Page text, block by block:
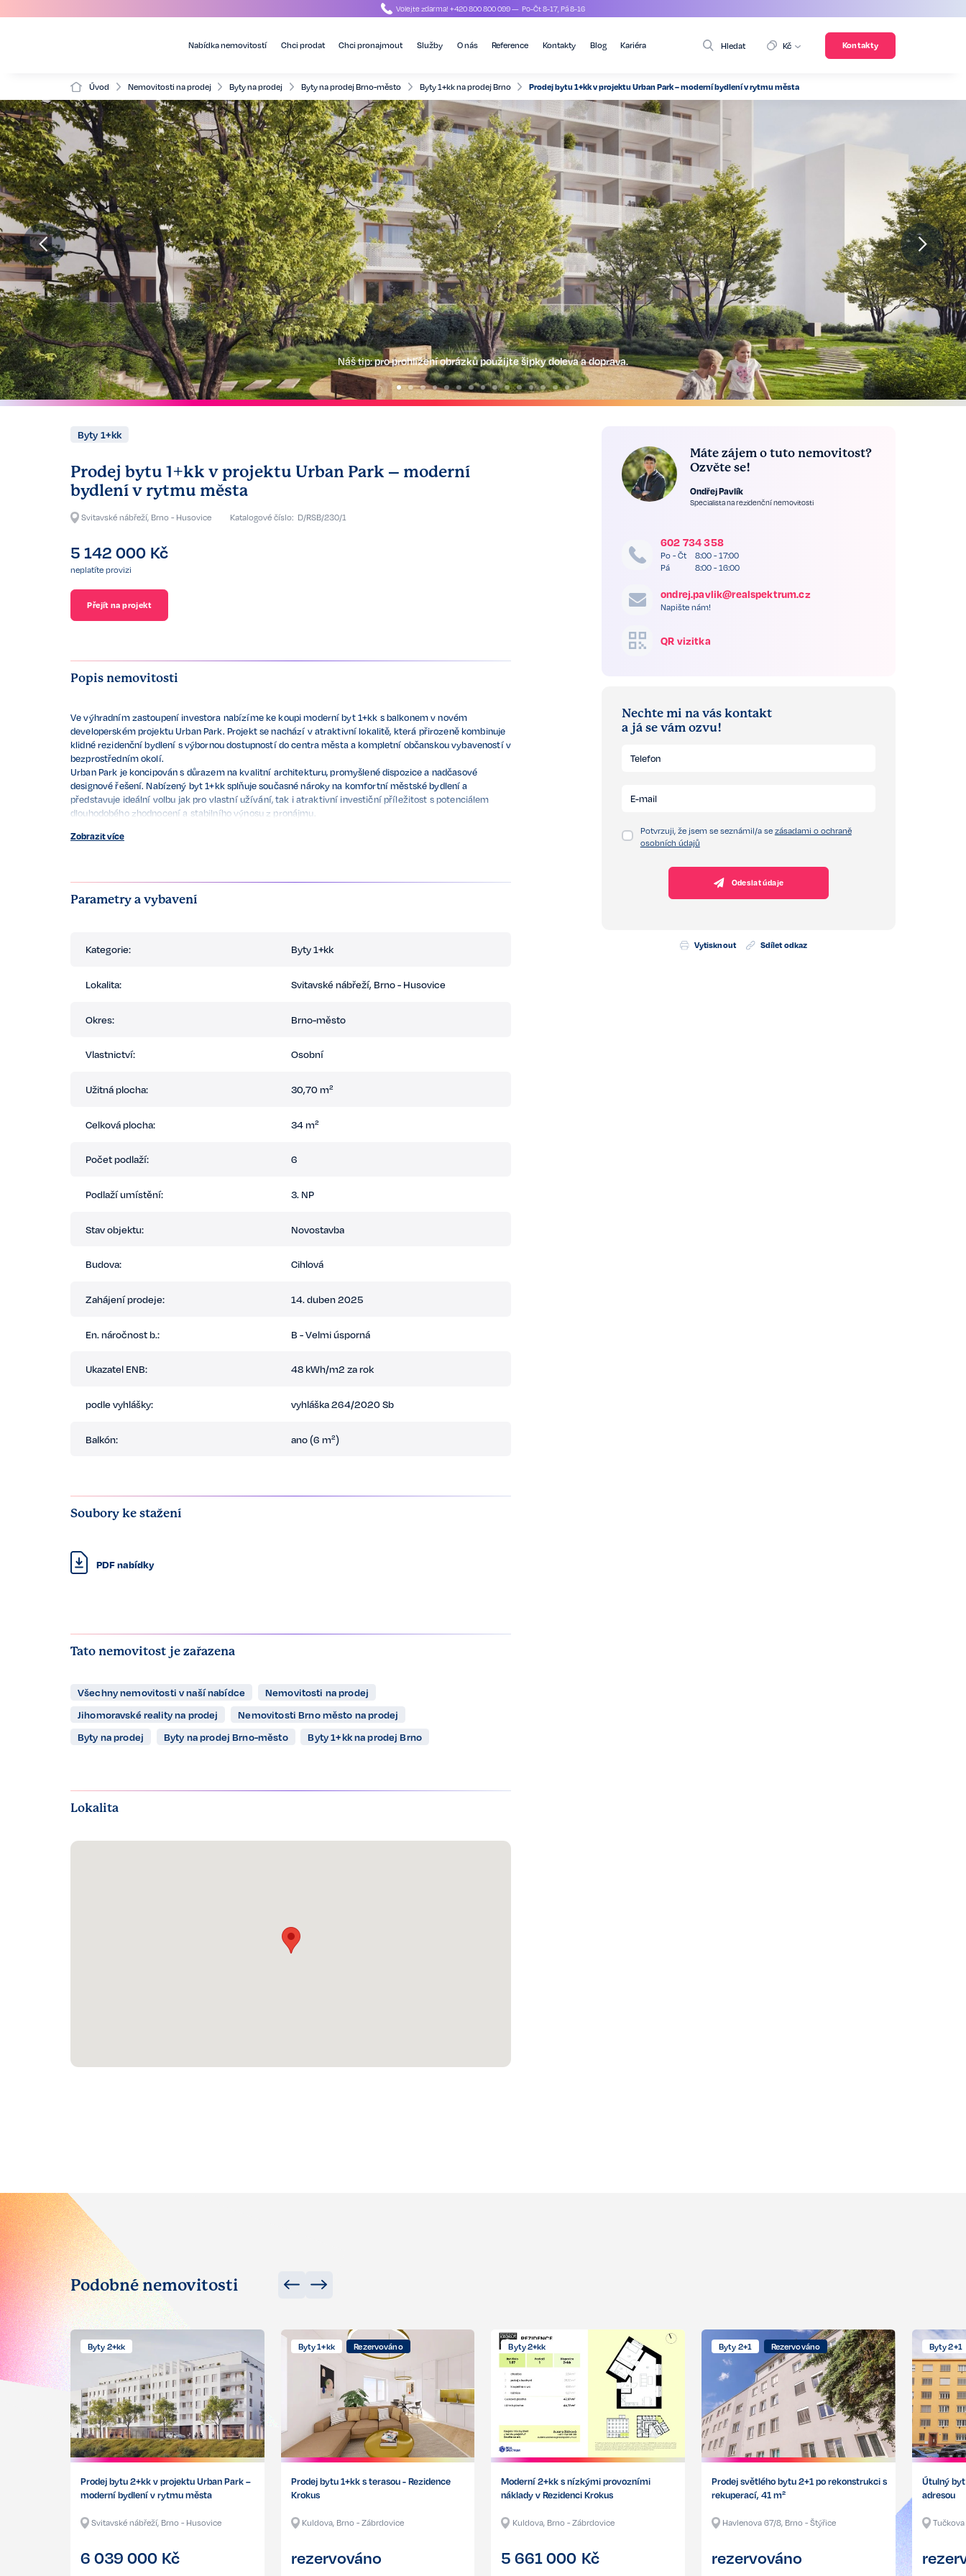
Volejte zdarma!+420 800 800 099— Po-Čt 8-17, Pá 8-16
Nabídka nemovitostí Chci prodat Chci pronajmout Služby O nás Reference Kontakty Blog Kariéra Hledat Kč Kontakty
Úvod Nemovitosti na prodej Byty na prodej Byty na prodej Brno-město Byty 1+kk na prodej Brno Prodej bytu 1+kk v projektu Urban Park – moderní bydlení v rytmu města
Náš tip:pro prohlížení obrázků použijte šipky doleva a doprava.
Byty 1+kk
Prodej bytu 1+kk v projektu Urban Park – moderní
bydlení v rytmu města
Svitavské nábřeží, Brno - Husovice Katalogové číslo: D/RSB/230/1
5 142 000 Kč
neplatíte provizi
Přejít na projekt
Popis nemovitosti
Ve výhradním zastoupení investora nabízíme ke koupi moderní byt 1+kk s balkonem v novém
developerském projektu Urban Park. Projekt se nachází v atraktivní lokalitě, která přirozeně kombinuje
klidné rezidenční bydlení s výbornou dostupností do centra města a kompletní občanskou vybaveností v
bezprostředním okolí.
Urban Park je koncipován s důrazem na kvalitní architekturu, promyšlené dispozice a nadčasové
designové řešení. Nabízený byt 1+kk splňuje současné nároky na komfortní městské bydlení a
představuje ideální volbu jak pro vlastní užívání, tak i atraktivní investiční příležitost s potenciálem
dlouhodobého zhodnocení a stabilního výnosu z pronájmu.
oficiálních stránkách Urban Park.
Zobrazit více
Parametry a vybavení
Kategorie: Byty 1+kk
Lokalita: Svitavské nábřeží, Brno - Husovice
Okres: Brno-město
Vlastnictví: Osobní
Užitná plocha: 30,70 m²
Celková plocha: 34 m²
Počet podlaží: 6
Podlaží umístění: 3. NP
Stav objektu: Novostavba
Budova: Cihlová
Zahájení prodeje: 14. duben 2025
En. náročnost b.: B - Velmi úsporná
Ukazatel ENB: 48 kWh/m2 za rok
podle vyhlášky: vyhláška 264/2020 Sb
Balkón: ano (6 m²)
Soubory ke stažení
PDF nabídky
Tato nemovitost je zařazena
Všechny nemovitosti v naší nabídce
Nemovitosti na prodej
Jihomoravské reality na prodej
Nemovitosti Brno město na prodej
Byty na prodej
Byty na prodej Brno-město Byty 1+kk na prodej Brno
Lokalita
Máte zájem o tuto nemovitost?
Ozvěte se!
Ondřej Pavlík
Specialista na rezidenční nemovitosti
602 734 358
Po - Čt
8:00 - 17:00
Pá
8:00 - 16:00
ondrej.pavlik@realspektrum.cz
Napište nám!
QR vizitka
Nechte mi na vás kontakt
a já se vám ozvu!
Potvrzuji, že jsem se seznámil/a se zásadami o ochraně
osobních údajů
Odeslat údaje
Vytisknout Sdílet odkaz
Podobné nemovitosti
Byty 2+kk
Prodej bytu 2+kk v projektu Urban Park –
moderní bydlení v rytmu města
Svitavské nábřeží, Brno - Husovice
6 039 000 Kč
Byty 1+kk Rezervováno
Prodej bytu 1+kk s terasou - Rezidence
Krokus
Kuldova, Brno - Zábrdovice
rezervováno
Byty 2+kk
Moderní 2+kk s nízkými provozními
náklady v Rezidenci Krokus
Kuldova, Brno - Zábrdovice
5 661 000 Kč
Byty 2+1 Rezervováno
Prodej světlého bytu 2+1 po rekonstrukci s
rekuperací, 41 m²
Havlenova 67/8, Brno - Štýřice
rezervováno
Byty 2+1
Útulný
adresou